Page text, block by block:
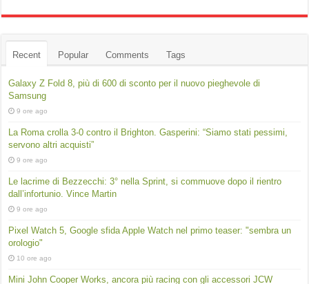
Recent Popular Comments Tags
Galaxy Z Fold 8, più di 600 di sconto per il nuovo pieghevole di
Samsung
9 ore ago
La Roma crolla 3-0 contro il Brighton. Gasperini: “Siamo stati pessimi,
servono altri acquisti”
9 ore ago
Le lacrime di Bezzecchi: 3° nella Sprint, si commuove dopo il rientro
dall’infortunio. Vince Martin
9 ore ago
Pixel Watch 5, Google sfida Apple Watch nel primo teaser: "sembra un
orologio"
10 ore ago
Mini John Cooper Works, ancora più racing con gli accessori JCW